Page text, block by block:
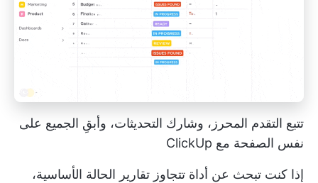
تتبع التقدم المحرز، وشارك التحديثات، وأبقِ الجميع على
نفس الصفحة مع ClickUp
إذا كنت تبحث عن أداة تتجاوز تقارير الحالة الأساسية،